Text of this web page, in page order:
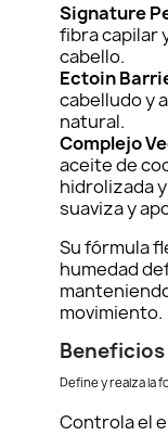
Signature
fibra capilar
cabello.
Ectoin
cabelludo y
natural.
Complejo
aceite de
hidrolizada
suaviza y
Su fórmula
humedad
movimiento.
Define y realza la
Controla el